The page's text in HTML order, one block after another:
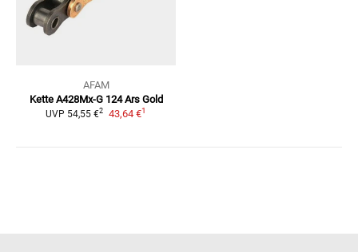
AFAM
Kette A428Mx-G 124 Ars Gold
UVP 54,55 €2 43,64 €1